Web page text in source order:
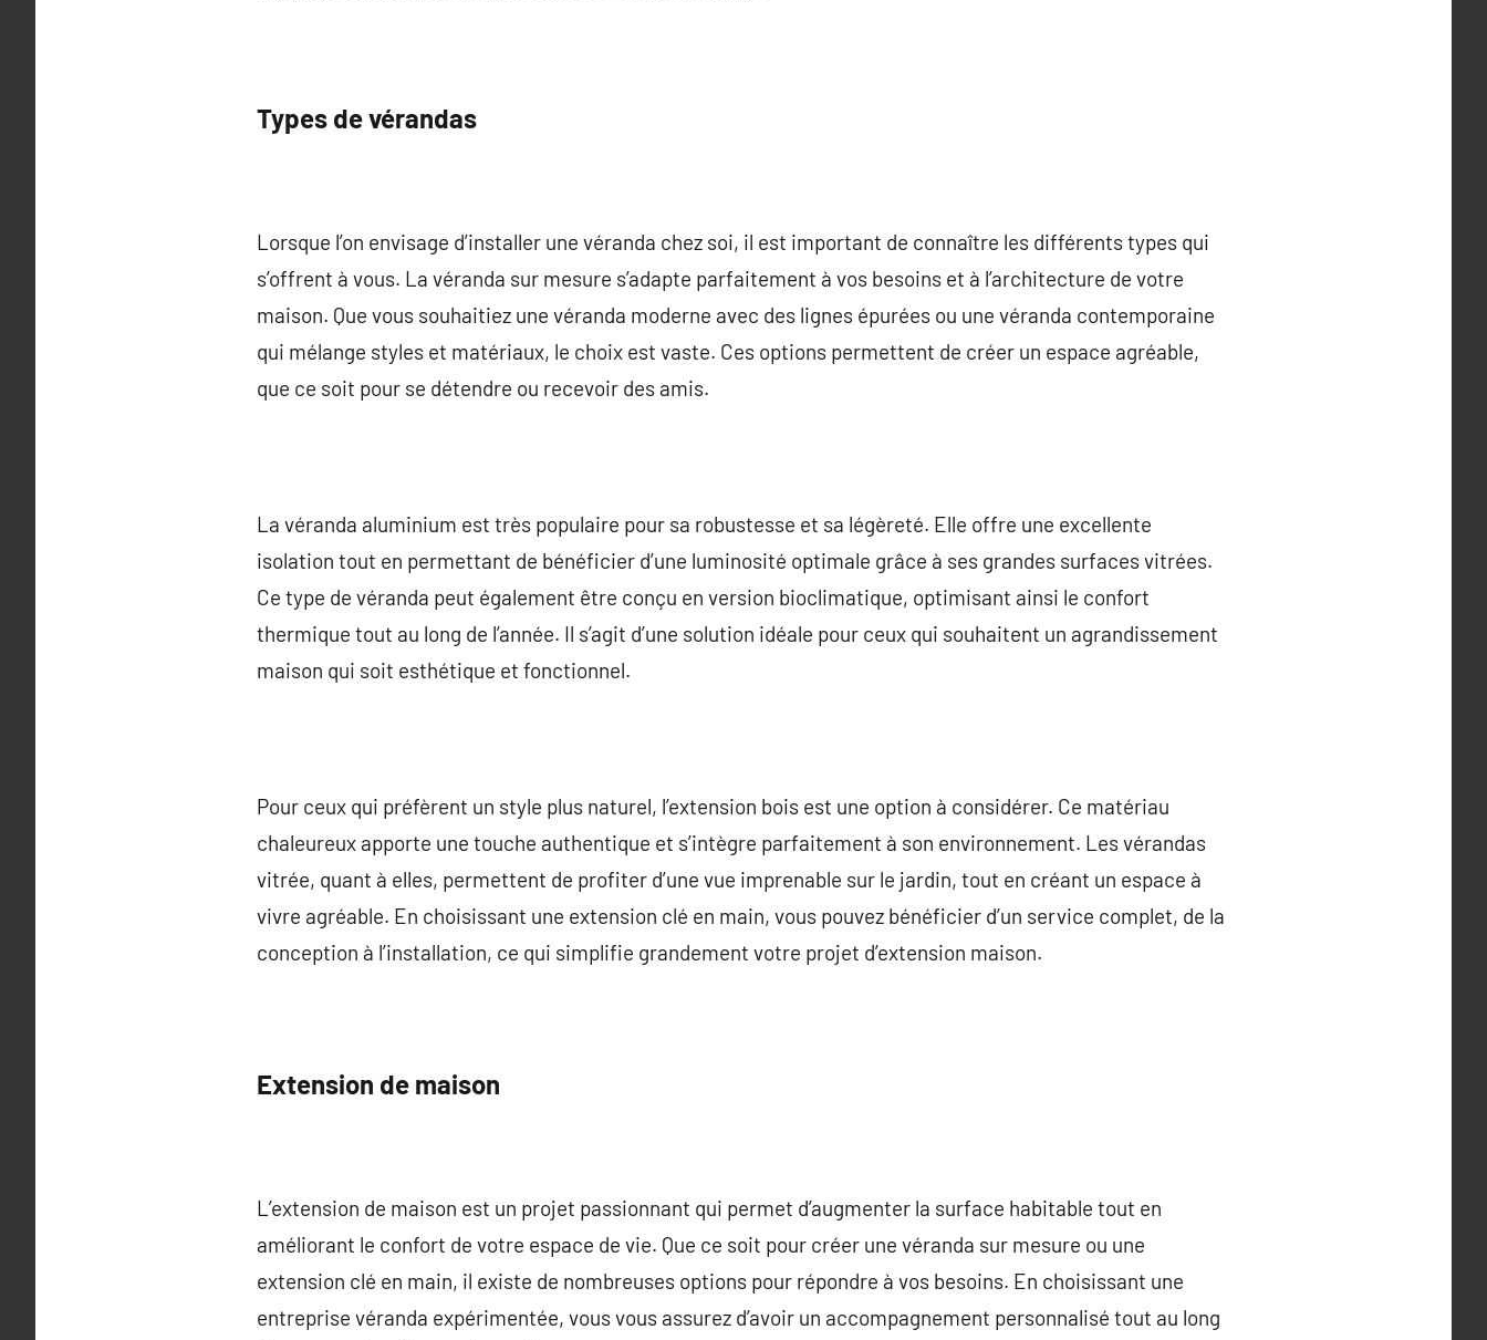
Types de vérandas
Lorsque l’on envisage d’installer une véranda chez soi, il est important de connaître les différents types qui
s’offrent à vous. La véranda sur mesure s’adapte parfaitement à vos besoins et à l’architecture de votre
maison. Que vous souhaitiez une véranda moderne avec des lignes épurées ou une véranda contemporaine
qui mélange styles et matériaux, le choix est vaste. Ces options permettent de créer un espace agréable,
que ce soit pour se détendre ou recevoir des amis.
La véranda aluminium est très populaire pour sa robustesse et sa légèreté. Elle offre une excellente
isolation tout en permettant de bénéficier d’une luminosité optimale grâce à ses grandes surfaces vitrées.
Ce type de véranda peut également être conçu en version bioclimatique, optimisant ainsi le confort
thermique tout au long de l’année. Il s’agit d’une solution idéale pour ceux qui souhaitent un agrandissement
maison qui soit esthétique et fonctionnel.
Pour ceux qui préfèrent un style plus naturel, l’extension bois est une option à considérer. Ce matériau
chaleureux apporte une touche authentique et s’intègre parfaitement à son environnement. Les vérandas
vitrée, quant à elles, permettent de profiter d’une vue imprenable sur le jardin, tout en créant un espace à
vivre agréable. En choisissant une extension clé en main, vous pouvez bénéficier d’un service complet, de la
conception à l’installation, ce qui simplifie grandement votre projet d’extension maison.
Extension de maison
L’extension de maison est un projet passionnant qui permet d’augmenter la surface habitable tout en
améliorant le confort de votre espace de vie. Que ce soit pour créer une véranda sur mesure ou une
extension clé en main, il existe de nombreuses options pour répondre à vos besoins. En choisissant une
entreprise véranda expérimentée, vous vous assurez d’avoir un accompagnement personnalisé tout au long